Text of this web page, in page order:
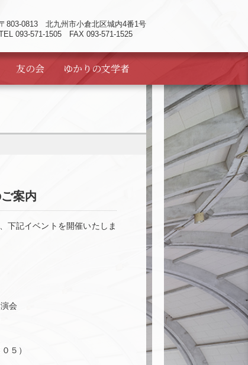
803-0813 北九州市小倉北区城内4番1号
093-571-1505 FAX 093-571-1525
友の会 ゆかりの文学者
案内
下記イベントを開催いたしま
会
５）